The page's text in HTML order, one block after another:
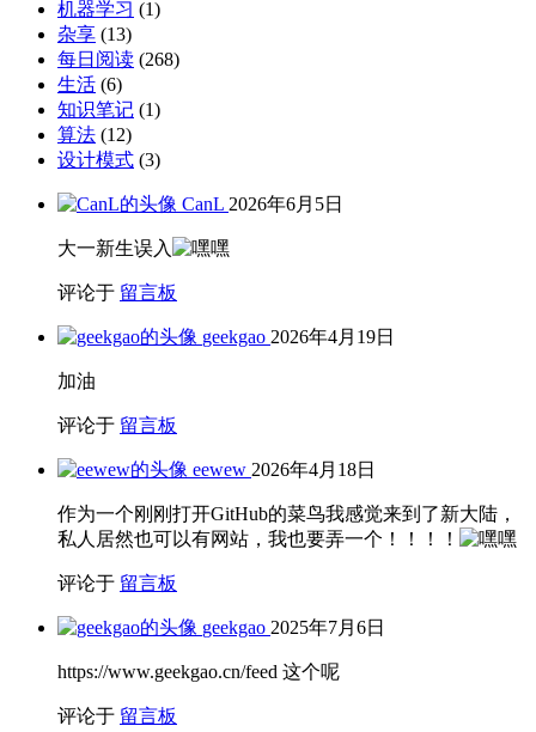
机器学习 (1)
杂享 (13)
每日阅读 (268)
生活 (6)
知识笔记 (1)
算法 (12)
设计模式 (3)
CanL 2026年6月5日
大一新生误入
评论于 留言板
geekgao 2026年4月19日
加油
评论于 留言板
eewew 2026年4月18日
作为一个刚刚打开GitHub的菜鸟我感觉来到了新大陆，
私人居然也可以有网站，我也要弄一个！！！！
评论于 留言板
geekgao 2025年7月6日
https://www.geekgao.cn/feed 这个呢
评论于 留言板